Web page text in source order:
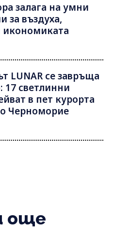
залага на умни
за въздуха,
икономиката
LUNAR се завръща
17 светлинни
в пет курорта
Черноморие
още